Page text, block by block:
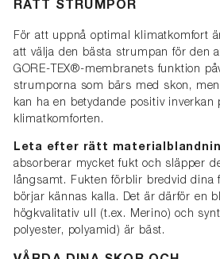
RÄTT STRUMPOR
För att uppnå optimal klimatkomfort
att välja den bästa strumpan för den
GORE-TEX®-membranets funktion
strumporna som bärs med skon,
kan ha en betydande positiv inverkan
klimatkomforten.
Leta efter rätt
absorberar mycket fukt och släpper
långsamt. Fukten förblir bredvid dina
börjar kännas kalla. Det är därför en
högkvalitativ ull (t.ex. Merino) och
polyester, polyamid) är bäst.